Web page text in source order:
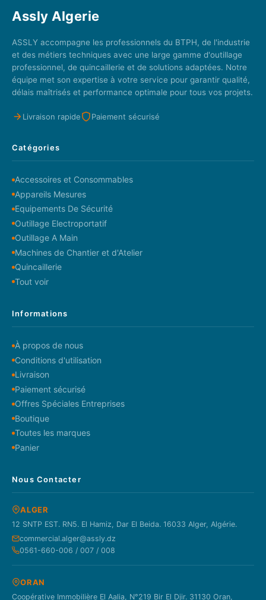
Assly Algerie
ASSLY accompagne les professionnels du BTPH, de l'industrie
et des métiers techniques avec une large gamme d'outillage
professionnel, de quincaillerie et de solutions adaptées. Notre
équipe met son expertise à votre service pour garantir qualité,
délais maîtrisés et performance optimale pour tous vos projets.
Livraison rapide Paiement sécurisé
Catégories
Accessoires et Consommables
Appareils Mesures
Equipements De Sécurité
Outillage Electroportatif
Outillage A Main
Machines de Chantier et d'Atelier
Quincaillerie
Tout voir
Informations
À propos de nous
Conditions d'utilisation
Livraison
Paiement sécurisé
Offres Spéciales Entreprises
Boutique
Toutes les marques
Panier
Nous Contacter
ALGER
12 SNTP EST. RN5. El Hamiz, Dar El Beida. 16033 Alger, Algérie.
commercial.alger@assly.dz
0561-660-006 / 007 / 008
ORAN
Coopérative Immobilière El Aalia, N°219 Bir El Djir. 31130 Oran,